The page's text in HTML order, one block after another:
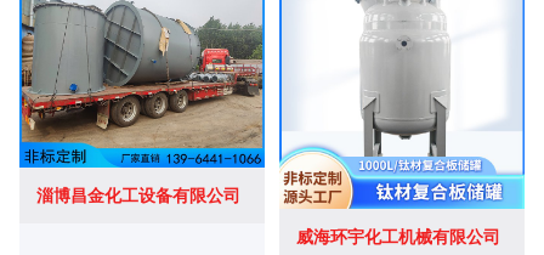
淄博昌金化工设备有限公司
威海环宇化工机械有限公司